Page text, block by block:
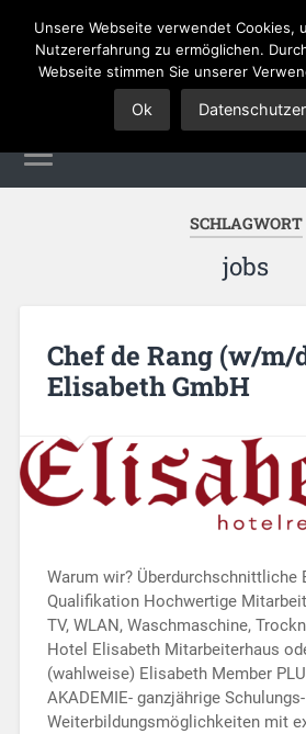
Tourismus
SCHLAGWORT
jobs
Chef de Rang (w/m/
Elisabeth GmbH
Warum wir? Überdurchschnittliche
Qualifikation Hochwertige
TV, WLAN, Waschmaschine,
Hotel Elisabeth Mitarbeiterhaus
(wahlweise) Elisabeth Member
AKADEMIE- ganzjährige
Weiterbildungsmöglichkeiten mit
Unsere Webseite verwendet Cookies,
Nutzererfahrung zu ermöglichen.
Webseite stimmen Sie unserer
Ok